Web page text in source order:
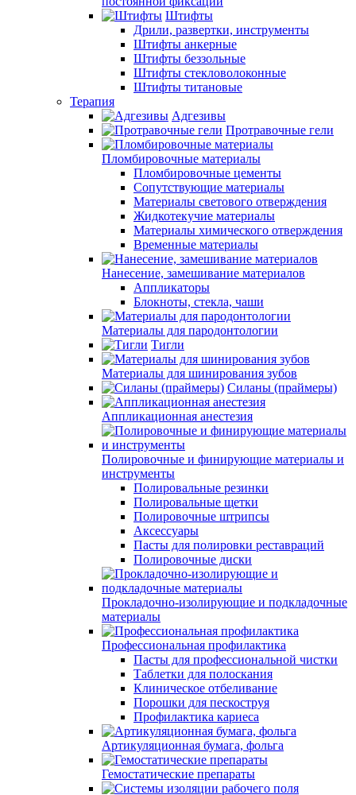
Штифты
Дрили, развертки, инструменты
Штифты анкерные
Штифты беззольные
Штифты стекловолоконные
Штифты титановые
Терапия
Адгезивы
Протравочные гели
Пломбировочные материалы
Пломбировочные цементы
Сопутствующие материалы
Материалы светового отверждения
Жидкотекучие материалы
Материалы химического отверждения
Временные материалы
Нанесение, замешивание материалов
Аппликаторы
Блокноты, стекла, чаши
Материалы для пародонтологии
Тигли
Материалы для шинирования зубов
Силаны (праймеры)
Аппликационная анестезия
Полировочные и финирующие материалы и
инструменты
Полировальные резинки
Полировальные щетки
Полировочные штрипсы
Аксессуары
Пасты для полировки реставраций
Полировочные диски
Прокладочно-изолирующие и подкладочные
материалы
Профессиональная профилактика
Пасты для профессиональной чистки
Таблетки для полоскания
Клиническое отбеливание
Порошки для пескоструя
Профилактика кариеса
Артикуляционная бумага, фольга
Гемостатические препараты